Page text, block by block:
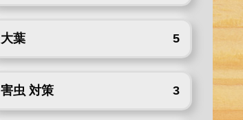
大葉 5
害虫 対策 3